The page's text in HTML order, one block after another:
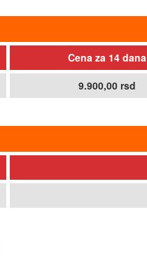
Cena za 14 dana
9.900,00 rsd